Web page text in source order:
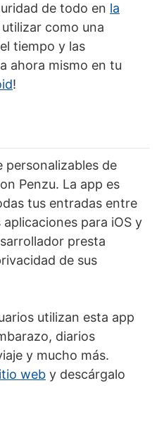
de todo en la
como una
tiempo y las
ahora mismo en tu
!
personalizables de
Penzu. La app es
tus entradas entre
para iOS y
presta
de sus
utilizan esta app
diarios
y mucho más.
web y descárgalo